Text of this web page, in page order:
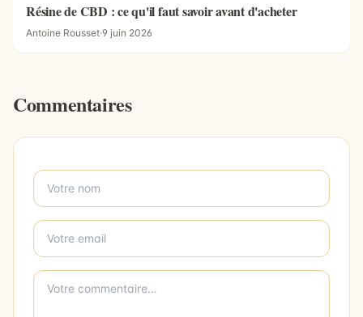
Résine de CBD : ce qu'il faut savoir avant d'acheter
Antoine Rousset·9 juin 2026
Commentaires